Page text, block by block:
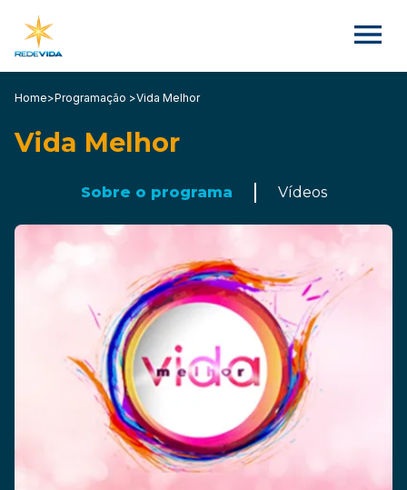
Home>Programação >Vida Melhor
Vida Melhor
Sobre o programa Vídeos